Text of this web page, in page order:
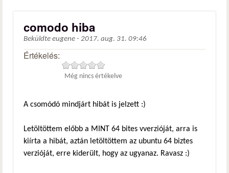
comodo hiba
Beküldte eugene - 2017. aug. 31. 09:46
Értékelés:
Még nincs értékelve
A csomódó mindjárt hibát is jelzett :)
Letöltöttem előbb a MINT 64 bites vverzióját, arra is
kiírta a hibát, aztán letöltöttem az ubuntu 64 biztes
verzióját, erre kiderült, hogy az ugyanaz. Ravasz :)